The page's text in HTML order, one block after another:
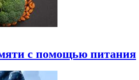
с помощью питания